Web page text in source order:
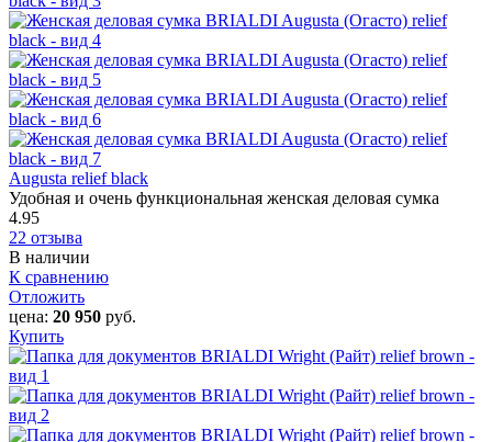
Augusta relief black
Удобная и очень функциональная женская деловая сумка
4.95
22 отзыва
В наличии
К сравнению
Отложить
цена: 20 950 руб.
Купить